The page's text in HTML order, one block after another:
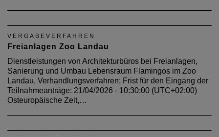
VERGABEVERFAHREN
Freianlagen Zoo Landau
Dienstleistungen von Architekturbüros bei Freianlagen,
Sanierung und Umbau Lebensraum Flamingos im Zoo
Landau, Verhandlungsverfahren; Frist für den Eingang der
Teilnahmeanträge: 21/04/2026 - 10:30:00 (UTC+02:00)
Osteuropäische Zeit,…